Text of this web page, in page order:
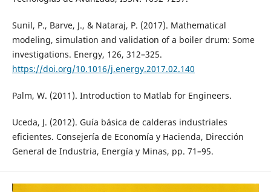
Sunil, P., Barve, J., & Nataraj, P. (2017). Mathematical
modeling, simulation and validation of a boiler drum: Some
investigations. Energy, 126, 312–325.
https://doi.org/10.1016/j.energy.2017.02.140
Palm, W. (2011). Introduction to Matlab for Engineers.
Uceda, J. (2012). Guía básica de calderas industriales
eficientes. Consejería de Economía y Hacienda, Dirección
General de Industria, Energía y Minas, pp. 71–95.